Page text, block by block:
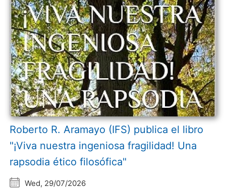
Roberto R. Aramayo (IFS) publica el libro
"¡Viva nuestra ingeniosa fragilidad! Una
rapsodia ético filosófica"
Wed, 29/07/2026